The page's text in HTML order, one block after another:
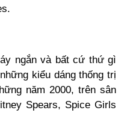
ngắn và bất cứ thứ gì
kiểu dáng thống trị
năm 2000, trên sân
Spears, Spice Girls